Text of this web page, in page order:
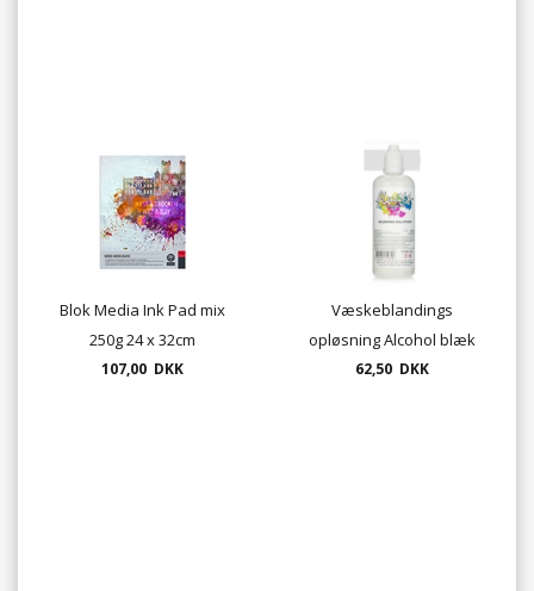
Blok Media Ink Pad mix
250g 24 x 32cm
107,00 DKK
Væskeblandings
opløsning Alcohol blæk
100ml. OCTOPUS
62,50 DKK